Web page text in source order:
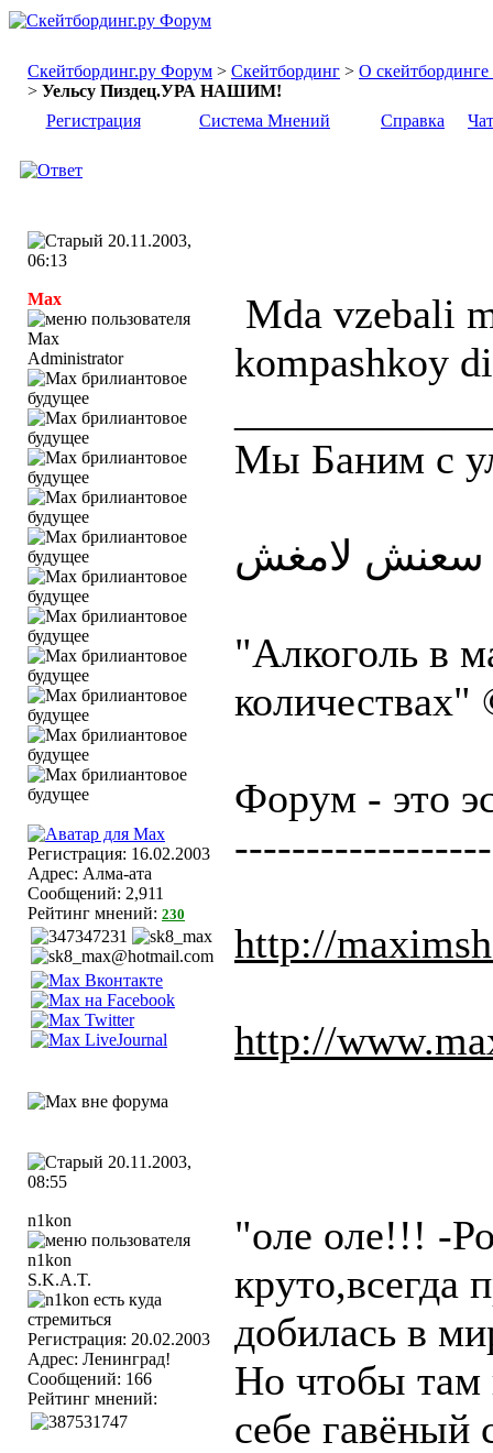
Скейтбординг.ру Форум > Скейтбординг > О скейтбординге
> Уельсу Пиздец.УРА НАШИМ!
Регистрация
Система Мнений Справка Чат
20.11.2003,
06:13
Max
Administrator
Регистрация: 16.02.2003
Адрес: Алма-ата
Сообщений: 2,911
Рейтинг мнений: 230
Mda vzebali
kompashkoy
Мы Баним с
"Алкоголь в
Форум - это
http://
http://
20.11.2003,
08:55
n1kon
S.K.A.T.
Регистрация: 20.02.2003
Адрес: Ленинград!
Сообщений: 166
Рейтинг мнений:
"оле оле!!! -
круто,всегда
добилась в
Но чтобы там
себе гавёный